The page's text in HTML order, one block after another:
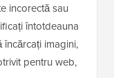
incorectă sau
întotdeauna
imagini,
pentru web,